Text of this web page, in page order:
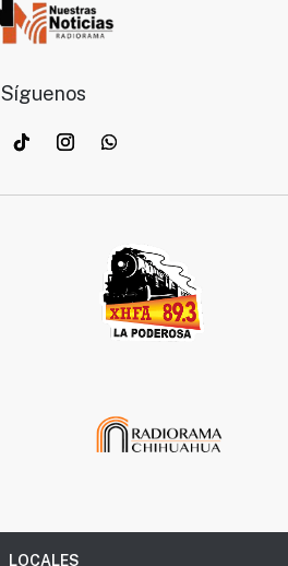
Síguenos
LOCALES